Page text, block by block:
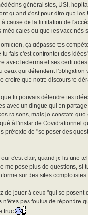
généralistes, USI,
quand c'est pour dire que les
à cause de la limitation de
médicales ou que les vaccinés
ça dépasse tes
tu fais c'est confronter des
avec leclerma et ses
ceux qui défendent l'obligation
croire que notre discours te
tu pouvais défendre tes
avec un dingue qui en
raisons, mais je constate que
à l'instar de Covidrationnel
prétexte de "se poser des
oui c'est clair, quand je lis une
me pose plus de questions, si
sur des sites complotistes
de jouer à ceux "qui se posent
n'êtes pas foutus de répondre
truc